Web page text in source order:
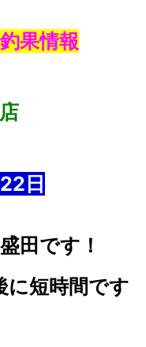
果情報
日
田です！
に短時間です